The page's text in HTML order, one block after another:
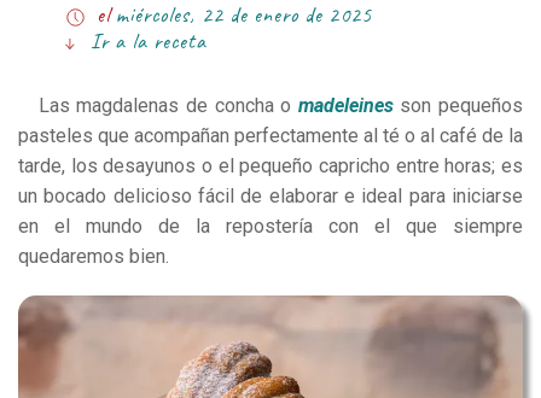
el miércoles, 22 de enero de 2025
Ir a la receta
Las magdalenas de concha o madeleinessonpequeños
pasteles que acompañan perfectamente al té o al café de la
tarde, losdesayunos o el pequeño capricho entre horas; es
un bocado delicioso fácil de elaborare ideal para iniciarse
en el mundo de la repostería con el que siempre
quedaremos bien.